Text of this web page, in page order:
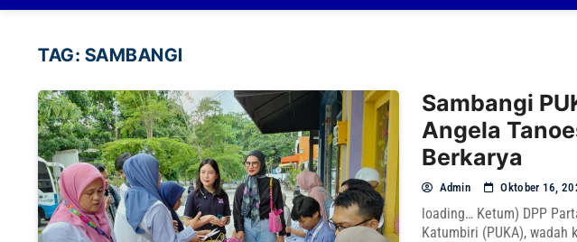
TAG: SAMBANGI
Sambangi
Angela
Berkarya
Admin Oktober 16,
loading… Ketum) DPP
Katumbiri (PUKA),